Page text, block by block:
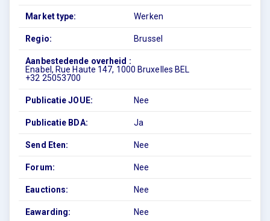
Market type: Werken
Regio: Brussel
Aanbestedende overheid :
Enabel, Rue Haute 147, 1000 Bruxelles BEL
+32 25053700
Publicatie JOUE: Nee
Publicatie BDA: Ja
Send Eten: Nee
Forum: Nee
Eauctions: Nee
Eawarding: Nee